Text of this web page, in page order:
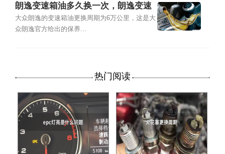
朗逸变速箱油多久换一次，朗逸变速
箱油更换周期
大众朗逸的变速箱油更换周期为6万公里，这是大
众朗逸官方给出的保养...
热门阅读